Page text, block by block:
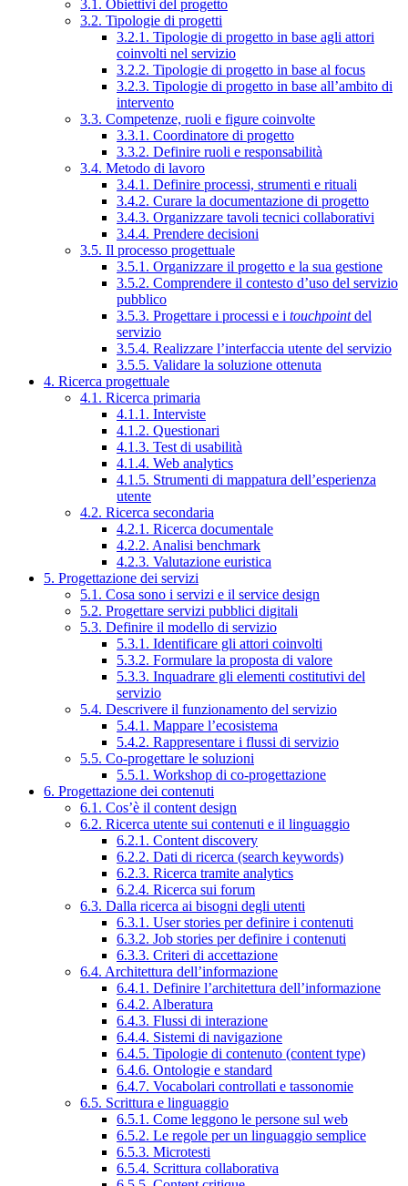
3.1. Obiettivi del progetto
3.2. Tipologie di progetti
3.2.1. Tipologie di progetto in base agli attori
coinvolti nel servizio
3.2.2. Tipologie di progetto in base al focus
3.2.3. Tipologie di progetto in base all’ambito di
intervento
3.3. Competenze, ruoli e figure coinvolte
3.3.1. Coordinatore di progetto
3.3.2. Definire ruoli e responsabilità
3.4. Metodo di lavoro
3.4.1. Definire processi, strumenti e rituali
3.4.2. Curare la documentazione di progetto
3.4.3. Organizzare tavoli tecnici collaborativi
3.4.4. Prendere decisioni
3.5. Il processo progettuale
3.5.1. Organizzare il progetto e la sua gestione
3.5.2. Comprendere il contesto d’uso del servizio
pubblico
3.5.3. Progettare i processi e i touchpointdel
servizio
3.5.4. Realizzare l’interfaccia utente del servizio
3.5.5. Validare la soluzione ottenuta
4. Ricerca progettuale
4.1. Ricerca primaria
4.1.1. Interviste
4.1.2. Questionari
4.1.3. Test di usabilità
4.1.4. Web analytics
4.1.5. Strumenti di mappatura dell’esperienza
utente
4.2. Ricerca secondaria
4.2.1. Ricerca documentale
4.2.2. Analisi benchmark
4.2.3. Valutazione euristica
5. Progettazione dei servizi
5.1. Cosa sono i servizi e il service design
5.2. Progettare servizi pubblici digitali
5.3. Definire il modello di servizio
5.3.1. Identificare gli attori coinvolti
5.3.2. Formulare la proposta di valore
5.3.3. Inquadrare gli elementi costitutivi del
servizio
5.4. Descrivere il funzionamento del servizio
5.4.1. Mappare l’ecosistema
5.4.2. Rappresentare i flussi di servizio
5.5. Co-progettare le soluzioni
5.5.1. Workshop di co-progettazione
6. Progettazione dei contenuti
6.1. Cos’è il content design
6.2. Ricerca utente sui contenuti e il linguaggio
6.2.1. Content discovery
6.2.2. Dati di ricerca (search keywords)
6.2.3. Ricerca tramite analytics
6.2.4. Ricerca sui forum
6.3. Dalla ricerca ai bisogni degli utenti
6.3.1. User stories per definire i contenuti
6.3.2. Job stories per definire i contenuti
6.3.3. Criteri di accettazione
6.4. Architettura dell’informazione
6.4.1. Definire l’architettura dell’informazione
6.4.2. Alberatura
6.4.3. Flussi di interazione
6.4.4. Sistemi di navigazione
6.4.5. Tipologie di contenuto (content type)
6.4.6. Ontologie e standard
6.4.7. Vocabolari controllati e tassonomie
6.5. Scrittura e linguaggio
6.5.1. Come leggono le persone sul web
6.5.2. Le regole per un linguaggio semplice
6.5.3. Microtesti
6.5.4. Scrittura collaborativa